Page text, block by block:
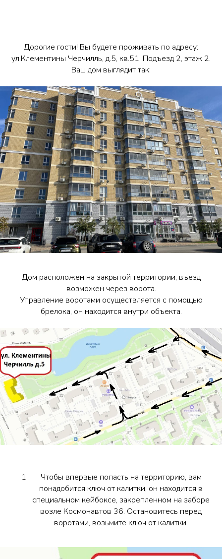
Дорогие гости! Вы будете проживать по адресу:
ул.Клементины Черчилль, д.5, кв.51, Подъезд 2, этаж 2.
Ваш дом выглядит так:
Дом расположен на закрытой территории, въезд
возможен через ворота.
Управление воротами осуществляется с помощью
брелока, он находится внутри объекта.
Чтобы впервые попасть на территорию, вам
понадобится ключ от калитки, он находится в
специальном кейбоксе, закрепленном на заборе
возле Космонавтов 36. Остановитесь перед
воротами, возьмите ключ от калитки.